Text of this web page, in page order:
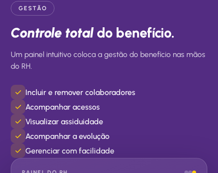
GESTÃO
Controle totaldo benefício.
Um painel intuitivo coloca a gestão do benefício nas mãos
do RH.
Incluir e remover colaboradores
Acompanhar acessos
Visualizar assiduidade
Acompanhar a evolução
Gerenciar com facilidade